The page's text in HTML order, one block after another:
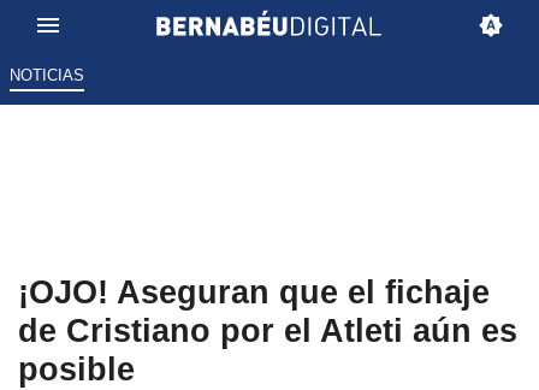
NOTICIAS
¡OJO! Aseguran que el fichaje
de Cristiano por el Atleti aún es
posible